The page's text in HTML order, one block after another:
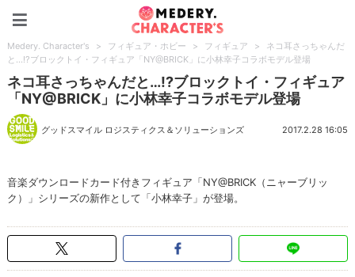
Medery. Character's > フィギュア・ホビー > フィギュア >
ネコ耳さっちゃんだ
と…!?ブロックトイ・フィギュア「NY@BRICK」に小林幸子コラボモデル登場
ネコ耳さっちゃんだと…!?ブロックトイ・フィギュア
「NY@BRICK」に小林幸子コラボモデル登場
グッドスマイル ロジスティクス＆ソリューションズ 2017.2.28 16:05
音楽ダウンロードカード付きフィギュア「NY@BRICK（ニャーブリッ
ク）」シリーズの新作として「小林幸子」が登場。